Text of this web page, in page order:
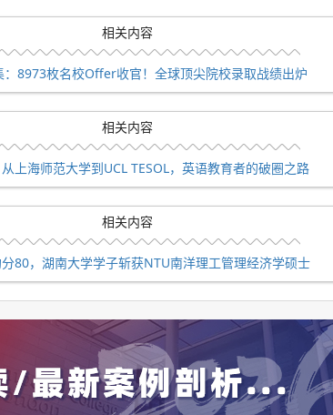
型或纳米技术相关的相关研究经验。
英国硕士申请专栏》
接拨打电话预约专业顾问：021-61639718。
于英国剑桥郡剑桥市采用传统学院制的顶尖研究
研院联盟、国际应用科技开发协作网、剑桥大学
校”、“G5大学”。
高度自治，带领学生的是各个领域的专家教授，这
相关内容
8973枚名校Offer收官！全球顶尖院校录取战绩出炉
相关内容
上海师范大学到UCL TESOL，英语教育者的破圈之路
相关内容
80，湖南大学学子斩获NTU南洋理工管理经济学硕士